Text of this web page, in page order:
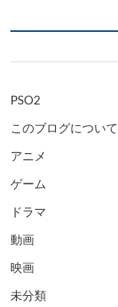
PSO2
このブログについて
アニメ
ゲーム
ドラマ
動画
映画
未分類